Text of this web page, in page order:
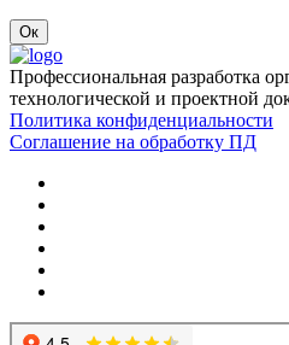
Ок
Профессиональная разработка
технологической и проектной
Политика конфиденциальности
Соглашение на обработку ПД